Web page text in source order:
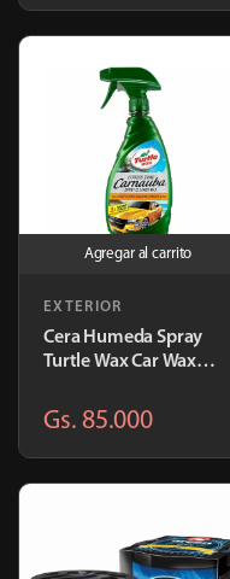
Agregar al carrito
EXTERIOR
Cera Humeda Spray
Turtle Wax Car Wax
Gs. 85.000